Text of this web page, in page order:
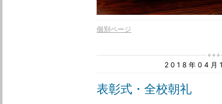
個別ページ
2018年04月
表彰式・全校朝礼